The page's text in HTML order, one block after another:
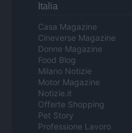
Italia
Casa Magazine
Cineverse Magazine
Donne Magazine
Food Blog
Milano Notizie
Motor Magazine
Notizie.it
Offerte Shopping
Pet Story
Professione Lavoro